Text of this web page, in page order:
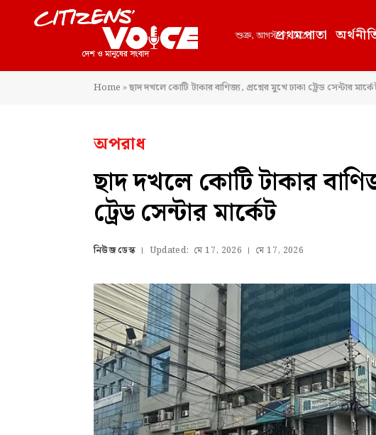
শুক্র, আগস্ট 7, 2026
প্রথমপাতা
Home»ছাদ দখলে কোটি টাকার বাণিজ্য, প্রশ্নের মুখে ঢাকা ট্রেড সেন্টার
অপরাধ
ছাদ দখলে কোটি টাকার
ট্রেড সেন্টার মার্কেট
নিউজ ডেস্ক Updated: মে 17, 2026 মে 17, 2026